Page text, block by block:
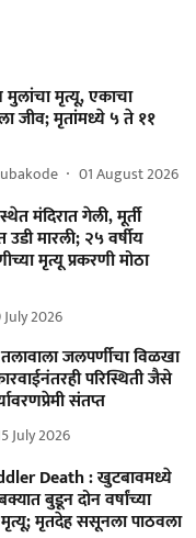
मुलांचा मृत्यू, एकाचा
जीव; मृतांमध्ये ५ ते ११
01 August 2026
मंदिरात गेली, मूर्ती
मारली; २५ वर्षीय
मृत्यू प्रकरणी मोठा
July 2026
जलपर्णीचा विळखा
परिस्थिती जैसे
संतप्त
July 2026
Death : खुटबावमध्ये
बुडून दोन वर्षांच्या
मृतदेह ससूनला पाठवला